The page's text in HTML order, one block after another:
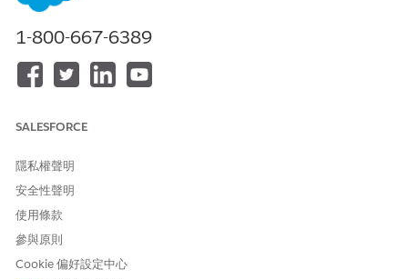
Financial Services Cloud 可用性與限制
1-800-667-6389
SALESFORCE
隱私權聲明
安全性聲明
使用條款
參與原則
Cookie 偏好設定中心